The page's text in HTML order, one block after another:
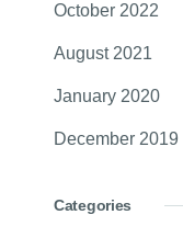
October 2022
August 2021
January 2020
December 2019
Categories